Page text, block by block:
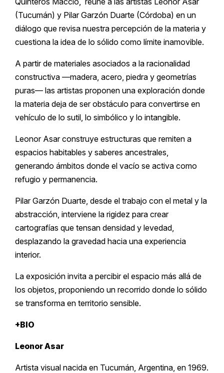
(Tucumán) y Pilar Garzón Duarte (Córdoba) en un
diálogo que revisa nuestra percepción de la materia y
cuestiona la idea de lo sólido como límite inamovible.
A partir de materiales asociados a la racionalidad
constructiva —madera, acero, piedra y geometrías
puras— las artistas proponen una exploración donde
la materia deja de ser obstáculo para convertirse en
vehículo de lo sutil, lo simbólico y lo intangible.
Leonor Asar construye estructuras que remiten a
espacios habitables y saberes ancestrales,
generando ámbitos donde el vacío se activa como
refugio y permanencia.
Pilar Garzón Duarte, desde el trabajo con el metal y la
abstracción, interviene la rigidez para crear
cartografías que tensan densidad y levedad,
desplazando la gravedad hacia una experiencia
interior.
La exposición invita a percibir el espacio más allá de
los objetos, proponiendo un recorrido donde lo sólido
se transforma en territorio sensible.
+BIO
Leonor Asar
Artista visual nacida en Tucumán, Argentina, en 1969.